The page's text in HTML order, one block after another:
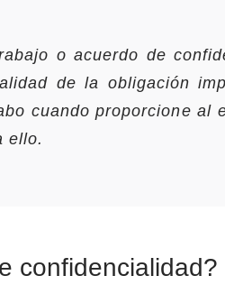
o acuerdo de
de la obligación
cuando proporcione
ello.
confidencialidad?